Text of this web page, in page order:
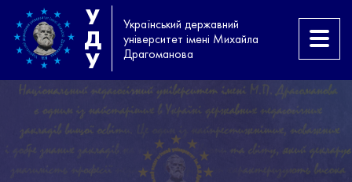
У
Д
У
Український державний
університет імені Михайла
Драгоманова